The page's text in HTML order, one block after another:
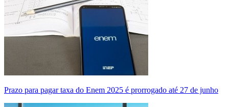
Prazo para pagar taxa do Enem 2025 é prorrogado até 27 de junho